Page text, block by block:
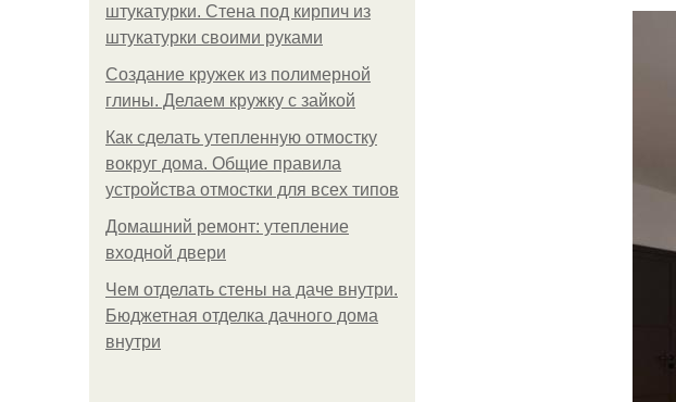
штукатурки. Стена под кирпич из
штукатурки своими руками
Создание кружек из полимерной
глины. Делаем кружку с зайкой
Как сделать утепленную отмостку
вокруг дома. Общие правила
устройства отмостки для всех типов
Домашний ремонт: утепление
входной двери
Чем отделать стены на даче внутри.
Бюджетная отделка дачного дома
внутри